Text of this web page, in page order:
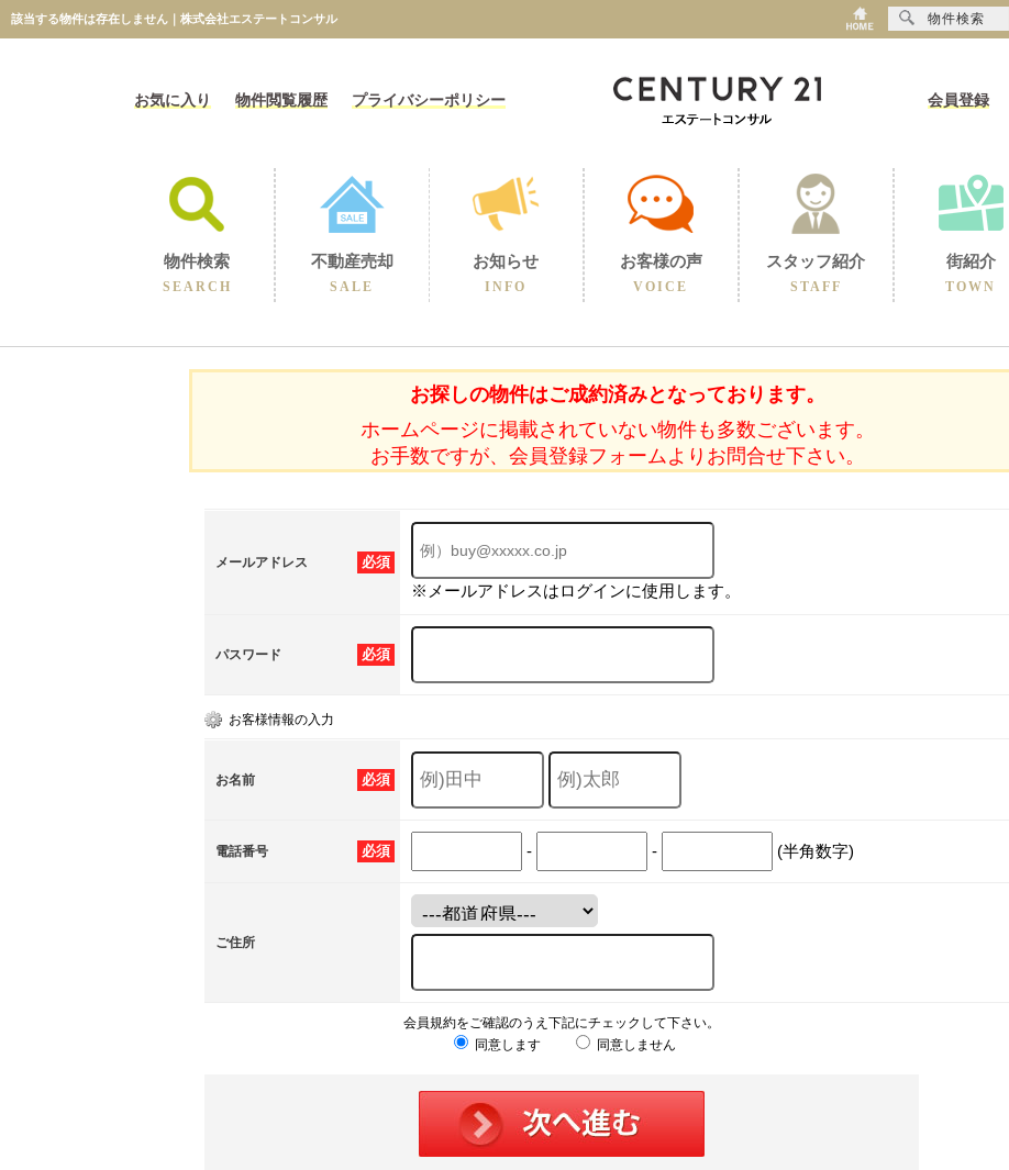
該当する物件は存在しません｜株式会社エステートコンサル
お気に入り 物件閲覧履歴 プライバシーポリシー 会員登録
物件検索
SEARCH
不動産売却
SALE
お知らせ
INFO
お客様の声
VOICE
スタッフ紹介
STAFF
街紹介
TOWN
お探しの物件はご成約済みとなっております。
ホームページに掲載されていない物件も多数ございます。
お手数ですが、会員登録フォームよりお問合せ下さい。
必須
メールアドレス
※メールアドレスはログインに使用します。
必須
パスワード
お客様情報の入力
必須
お名前
必須
電話番号 - - (半角数字)
ご住所
会員規約をご確認のうえ下記にチェックして下さい。
同意します
同意しません
物件検索